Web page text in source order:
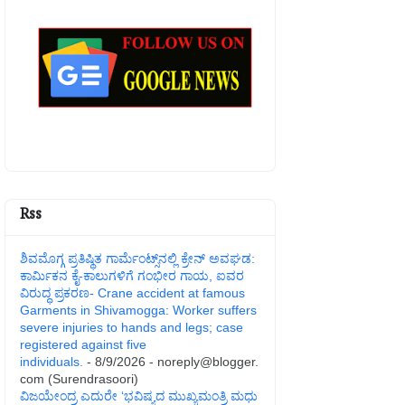
Rss
ಶಿವಮೊಗ್ಗ ಪ್ರತಿಷ್ಥಿತ ಗಾರ್ಮೆಂಟ್ಸ್‌ನಲ್ಲಿ ಕ್ರೇನ್ ಅವಘಡ:
ಕಾರ್ಮಿಕನ ಕೈ-ಕಾಲುಗಳಿಗೆ ಗಂಭೀರ ಗಾಯ, ಐವರ
ವಿರುದ್ಧ ಪ್ರಕರಣ- Crane accident at famous
Garments in Shivamogga: Worker suffers
severe injuries to hands and legs; case
registered against five
individuals. - 8/9/2026 - noreply@blogger.
com (Surendrasoori)
ವಿಜಯೇಂದ್ರ ಎದುರೇ ‘ಭವಿಷ್ಯದ ಮುಖ್ಯಮಂತ್ರಿ ಮಧು